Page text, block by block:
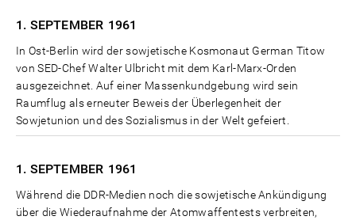
1. SEPTEMBER 1961
In Ost-Berlin wird der sowjetische Kosmonaut German Titow
von SED-Chef Walter Ulbricht mit dem Karl-Marx-Orden
ausgezeichnet. Auf einer Massenkundgebung wird sein
Raumflug als erneuter Beweis der Überlegenheit der
Sowjetunion und des Sozialismus in der Welt gefeiert.
1. SEPTEMBER 1961
Während die DDR-Medien noch die sowjetische Ankündigung
über die Wiederaufnahme der Atomwaffentests verbreiten,